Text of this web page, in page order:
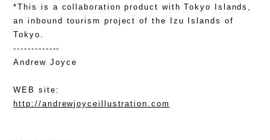
*This is a collaboration product with Tokyo Islands,
an inbound tourism project of the Izu Islands of
Tokyo.
-------------
Andrew Joyce
WEB site:
http://andrewjoyceillustration.com